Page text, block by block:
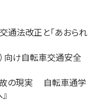
通法改正と「あおられ
向け自転車交通安全
故の現実 自転車通学